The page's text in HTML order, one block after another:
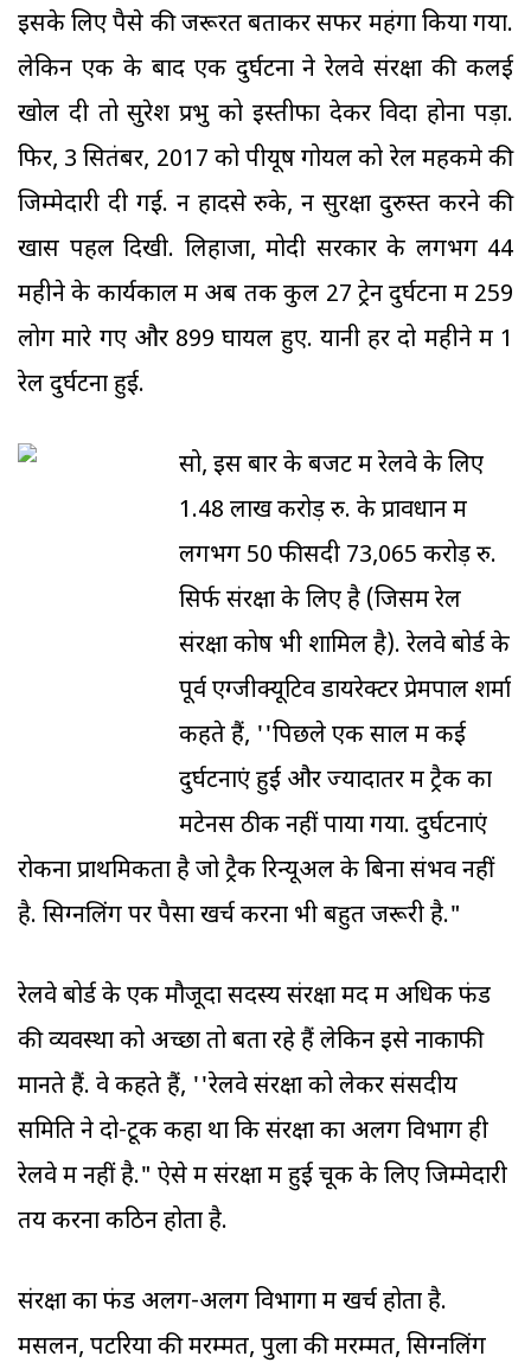
इसके लिए पैसे की जरूरत बताकर सफर महंगा किया गया.
लेकिन एक के बाद एक दुर्घटना ने रेलवे संरक्षा की कलई
खोल दी तो सुरेश प्रभु को इस्तीफा देकर विदा होना पड़ा.
फिर, 3 सितंबर, 2017 को पीयूष गोयल को रेल महकमे की
जिम्मेदारी दी गई. न हादसे रुके, न सुरक्षा दुरुस्त करने की
खास पहल दिखी. लिहाजा, मोदी सरकार के लगभग 44
महीने के कार्यकाल में अब तक कुल 27 ट्रेन दुर्घटना में 259
लोग मारे गए और 899 घायल हुए. यानी हर दो महीने में 1
रेल दुर्घटना हुई.
सो, इस बार के बजट में रेलवे के लिए
1.48 लाख करोड़ रु. के प्रावधान में
लगभग 50 फीसदी 73,065 करोड़ रु.
सिर्फ संरक्षा के लिए है (जिसमें रेल
संरक्षा कोष भी शामिल है). रेलवे बोर्ड के
पूर्व एग्जीक्यूटिव डायरेक्टर प्रेमपाल शर्मा
कहते हैं, ''पिछले एक साल में कई
दुर्घटनाएं हुईं और ज्यादातर में ट्रैक का
मेंटेनेंस ठीक नहीं पाया गया. दुर्घटनाएं
रोकना प्राथमिकता है जो ट्रैक रिन्यूअल के बिना संभव नहीं
है. सिग्नलिंग पर पैसा खर्च करना भी बहुत जरूरी है."
रेलवे बोर्ड के एक मौजूदा सदस्य संरक्षा मद में अधिक फंड
की व्यवस्था को अच्छा तो बता रहे हैं लेकिन इसे नाकाफी
मानते हैं. वे कहते हैं, ''रेलवे संरक्षा को लेकर संसदीय
समिति ने दो-टूक कहा था कि संरक्षा का अलग विभाग ही
रेलवे में नहीं है." ऐसे में संरक्षा में हुई चूक के लिए जिम्मेदारी
तय करना कठिन होता है.
संरक्षा का फंड अलग-अलग विभागों में खर्च होता है.
मसलन, पटरियों की मरम्मत, पुलों की मरम्मत, सिग्नलिंग